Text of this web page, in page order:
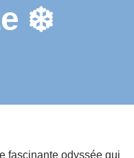
❄️
fascinante odyssée qui